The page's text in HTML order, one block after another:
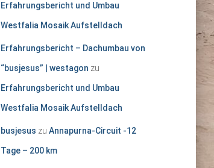
Erfahrungsbericht und Umbau
Westfalia Mosaik Aufstelldach
Erfahrungsbericht – Dachumbau von
“busjesus” | westagon zu
Erfahrungsbericht und Umbau
Westfalia Mosaik Aufstelldach
busjesus zu Annapurna-Circuit -12
Tage – 200 km